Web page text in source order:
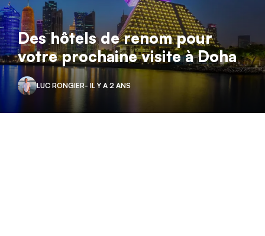
Des hôtels de renom pour
votre prochaine visite à Doha
LUC RONGIER- IL Y A 2 ANS